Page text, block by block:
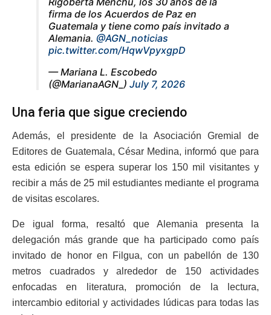
firma de los Acuerdos de Paz en
Guatemala y tiene como país invitado a
Alemania. @AGN_noticias
pic.twitter.com/HqwVpyxgpD
— Mariana L. Escobedo
(@MarianaAGN_) July 7, 2026
Una feria que sigue creciendo
Además, el presidente de la Asociación Gremial de
Editores de Guatemala, César Medina, informó que para
esta edición se espera superar los 150 mil visitantes y
recibir a más de 25 mil estudiantes mediante el programa
de visitas escolares.
De igual forma, resaltó que Alemania presenta la
delegación más grande que ha participado como país
invitado de honor en Filgua, con un pabellón de 130
metros cuadrados y alrededor de 150 actividades
enfocadas en literatura, promoción de la lectura,
intercambio editorial y actividades lúdicas para todas las